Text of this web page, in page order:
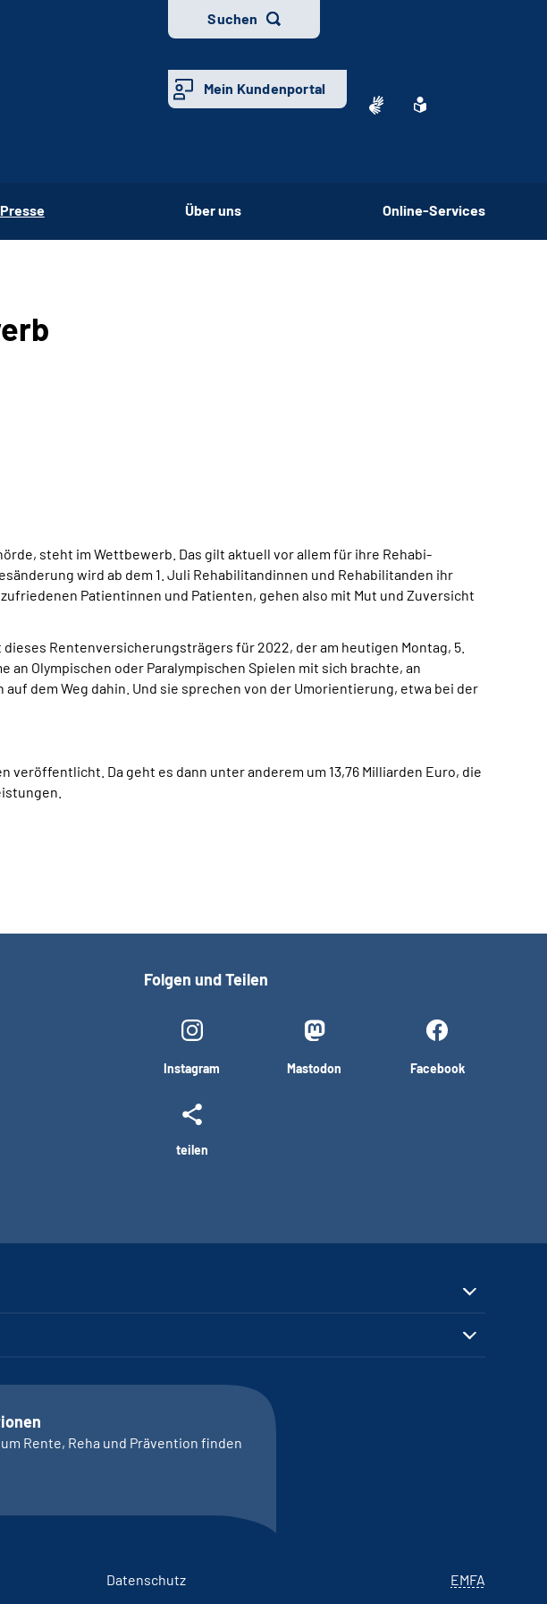
Suchen
Mein Kundenportal
Presse Über uns Online-Services
steht im Wettbewerb. Das gilt aktuell vor allem für ihre Rehabi­
wird ab dem 1. Juli Rehabilitandinnen und Rehabilitanden ihr
Patientinnen und Patienten, gehen also mit Mut und Zuversicht
Rentenversicherungsträgers für 2022, der am heutigen Montag, 5.
Olympischen oder Paralympischen Spielen mit sich brachte, an
dem Weg dahin. Und sie sprechen von der Umorien­tierung, etwa bei der
Da geht es dann unter anderem um 13,76 Milliar­den Euro, die
Folgen und Teilen
Instagram Mastodon Facebook
teilen
Rente, Reha und Prävention finden
Datenschutz
EMFA